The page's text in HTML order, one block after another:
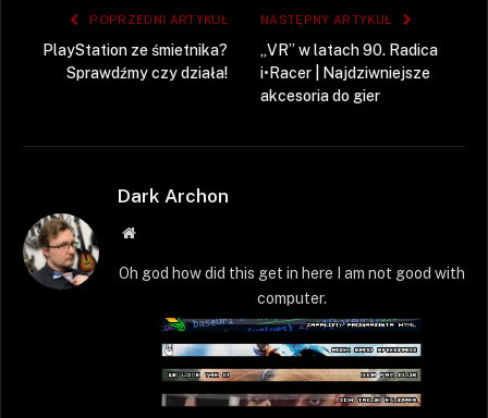
POPRZEDNI ARTYKUŁ
PlayStation ze śmietnika?
Sprawdźmy czy działa!
NASTĘPNY ARTYKUŁ
„VR” w latach 90. Radica
i•Racer | Najdziwniejsze
akcesoria do gier
Dark Archon
Strona
Oh god how did this get in here I am not good with
computer.